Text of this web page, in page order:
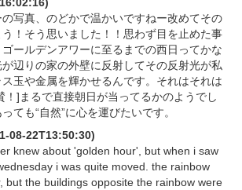
写真、のどかで温かいですねー改めてその
！そう思いました！！思わず目を止めた事
ールデンアワーに至るまでの西日ってかな
辺りの家の外壁に反射してその反射光が私
玉や金属を輝かせるんです。それはそれは
！]まるで直接朝日が当ってるかのようでし
ても“自然”に心を運びたいです。
08-22T13:50:30)
knew about 'golden hour', but when i saw
i was quite moved. the rainbow
but the buildings opposite the rainbow were